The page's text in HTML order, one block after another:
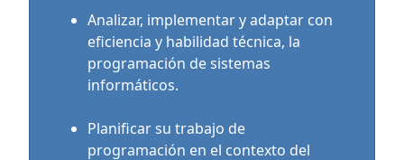
Analizar, implementar y adaptar con
eficiencia y habilidad técnica, la
programación de sistemas
informáticos.
Planificar su trabajo de
programación en el contexto del